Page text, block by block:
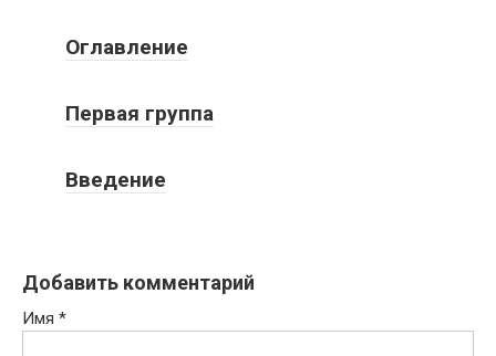
Оглавление
Первая группа
Введение
Добавить комментарий
Имя *